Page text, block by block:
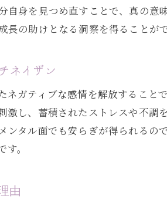
自身を見つめ直すことで、真の
の助けとなる洞察を得ることがで
ネイザン
ネガティブな感情を解放するこ
激し、蓄積されたストレスや不
ンタル面でも安らぎが得られる
。
由